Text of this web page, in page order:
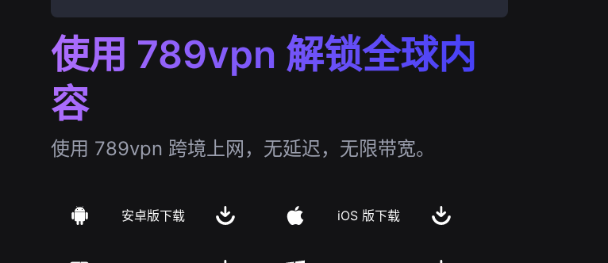
使用 789vpn 解锁全球内
容
使用 789vpn 跨境上网，无延迟，无限带宽。
安卓版下载 iOS 版下载